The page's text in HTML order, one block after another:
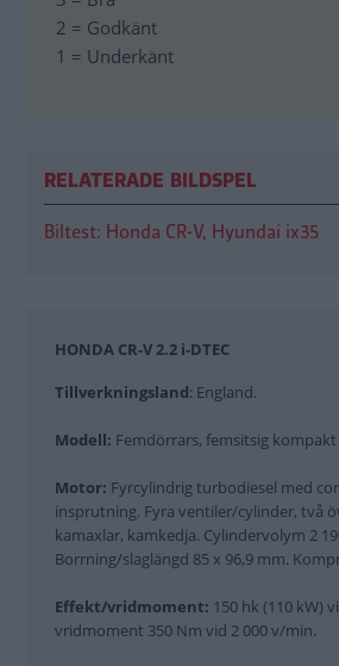
2 = Godkänt
1 = Underkänt
RELATERADE BILDSPEL
Biltest: Honda CR-V, Hyundai ix35
HONDA CR-V 2.2 i-DTEC
Tillverkningsland: England.
Modell: Femdörrars, femsitsig kompakt
Motor: Fyrcylindrig turbodiesel med
insprutning. Fyra ventiler/cylinder, två
kamaxlar, kamkedja. Cylindervolym 2
Borrning/slaglängd 85 x 96,9 mm.
Effekt/vridmoment: 150 hk (110 kW)
vridmoment 350 Nm vid 2 000 v/min.